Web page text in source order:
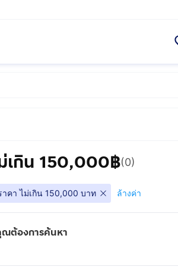
เกิน 150,000฿(0)
าคา ไม่เกิน 150,000 บาท ล้างค่า
ต้องการค้นหา